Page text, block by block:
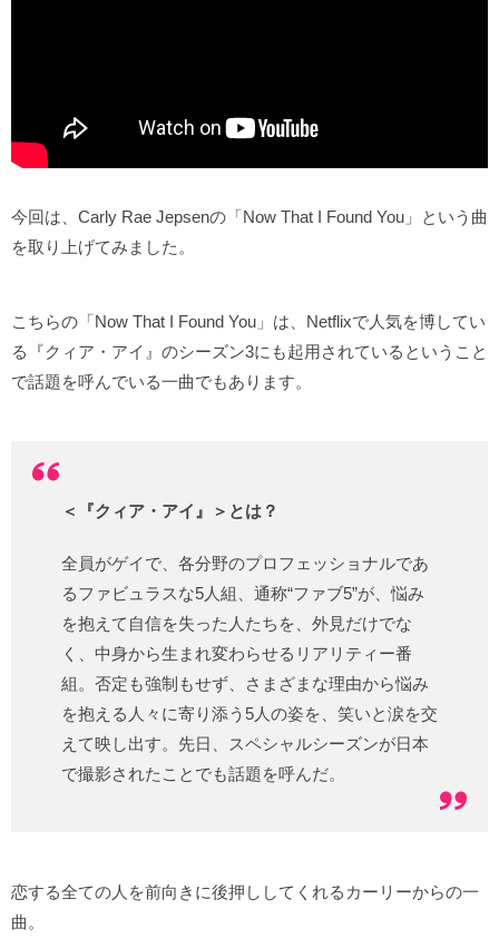
今回は、Carly Rae Jepsenの「Now That I Found You」という曲
を取り上げてみました。
こちらの「Now That I Found You」は、Netflixで人気を博してい
る『クィア・アイ』のシーズン3にも起用されているということ
で話題を呼んでいる一曲でもあります。
＜『クィア・アイ』＞とは？
全員がゲイで、各分野のプロフェッショナルであ
るファビュラスな5人組、通称“ファブ5”が、悩み
を抱えて自信を失った人たちを、外見だけでな
く、中身から生まれ変わらせるリアリティー番
組。否定も強制もせず、さまざまな理由から悩み
を抱える人々に寄り添う5人の姿を、笑いと涙を交
えて映し出す。先日、スペシャルシーズンが日本
で撮影されたことでも話題を呼んだ。
恋する全ての人を前向きに後押ししてくれるカーリーからの一
曲。